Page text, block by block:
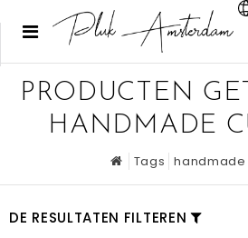
PRODUCTEN
HANDMADE
Tags handmade
DE RESULTATEN FILTEREN